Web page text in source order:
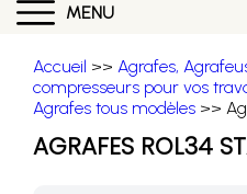
MENU
Accueil >> Agrafes,
compresseurs pour vos
Agrafes tous modèles >>
AGRAFES ROL34